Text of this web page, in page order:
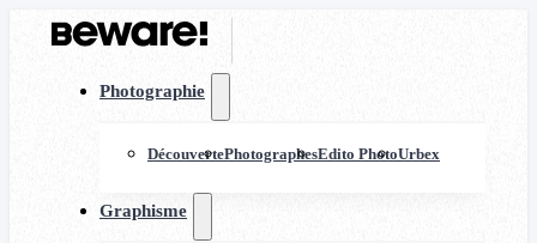
Photographie
DécouvertePhotographesEdito PhotoUrbex
Graphisme